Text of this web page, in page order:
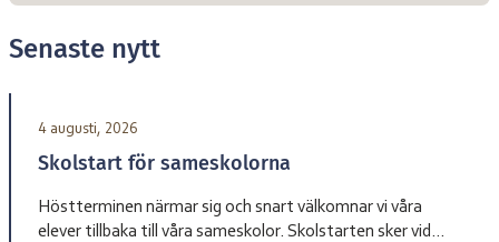
Senaste nytt
4 augusti, 2026
Skolstart för sameskolorna
Höstterminen närmar sig och snart välkomnar vi våra
elever tillbaka till våra sameskolor. Skolstarten sker vid